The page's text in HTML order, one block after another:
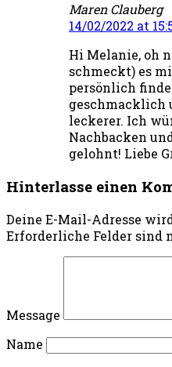
Maren Clauberg
14/02/2022 at
Hi Melanie, oh
schmeckt) es
persönlich
geschmacklich
leckerer. Ich
Nachbacken
gelohnt! Liebe
Hinterlasse einen
Deine E-Mail-Adresse
Erforderliche Felder sind
Message
Name